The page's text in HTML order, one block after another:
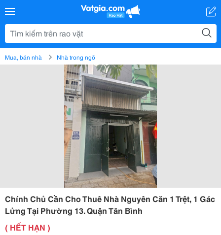
Mua, bán nhà Nhà trong ngõ
Chính Chủ Cần Cho Thuê Nhà Nguyên Căn 1 Trệt, 1 Gác
Lửng Tại Phường 13. Quận Tân Bình
( HẾT HẠN )